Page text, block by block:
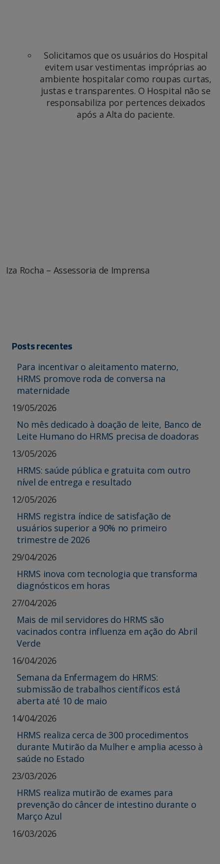
Solicitamos que os usuários do Hospital
evitem usar vestimentas impróprias ao
ambiente hospitalar como roupas curtas,
justas e transparentes. O Hospital não se
responsabiliza por pertences deixados
após a Alta do paciente.
Iza Rocha – Assessoria de Imprensa
Posts recentes
Para incentivar o aleitamento materno,
HRMS promove roda de conversa na
maternidade
19/05/2026
No mês dedicado à doação de leite, Banco de
Leite Humano do HRMS precisa de doadoras
13/05/2026
HRMS: saúde pública e gratuita com outro
nível de entrega e resultado
12/05/2026
HRMS registra índice de satisfação de
usuários superior a 90% no primeiro
trimestre de 2026
29/04/2026
HRMS inova com tecnologia que transforma
diagnósticos em horas
27/04/2026
Mais de mil servidores do HRMS são
vacinados contra influenza em ação do Abril
Verde
16/04/2026
Semana da Enfermagem do HRMS:
submissão de trabalhos científicos está
aberta até 10 de maio
14/04/2026
HRMS realiza cerca de 300 procedimentos
durante Mutirão da Mulher e amplia acesso à
saúde no Estado
23/03/2026
HRMS realiza mutirão de exames para
prevenção do câncer de intestino durante o
Março Azul
16/03/2026